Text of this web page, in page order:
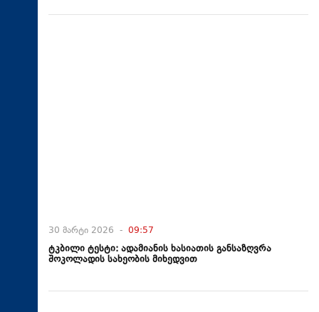
30 მარტი 2026 - 09:57
ტკბილი ტესტი: ადამიანის ხასიათის განსაზღვრა
შოკოლადის სახეობის მიხედვით